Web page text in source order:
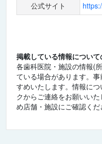
公式サイト
掲載している情報につい
各歯科医院・施設の情報(
ている場合があります。
すめいたします。情報に
クからご連絡をお願いい
め店舗・施設にご確認くだ